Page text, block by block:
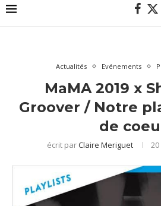
Actualités Evénements
MaMA 2019 x
Groover / Notre
de
écrit parClaire Meriguet